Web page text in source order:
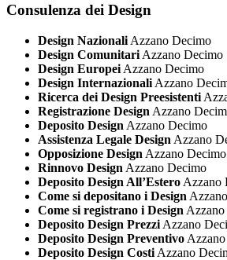
Consulenza dei Design
Design Nazionali Azzano Decimo
Design Comunitari Azzano Decimo
Design Europei Azzano Decimo
Design Internazionali Azzano
Ricerca dei Design Preesistenti
Registrazione Design Azzano
Deposito Design Azzano Decimo
Assistenza Legale Design Azzano
Opposizione Design Azzano Decimo
Rinnovo Design Azzano Decimo
Deposito Design All’Estero Azzano
Come si depositano i Design
Come si registrano i Design
Deposito Design Prezzi Azzano
Deposito Design Preventivo
Deposito Design Costi Azzano